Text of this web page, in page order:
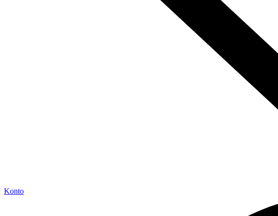
Konto